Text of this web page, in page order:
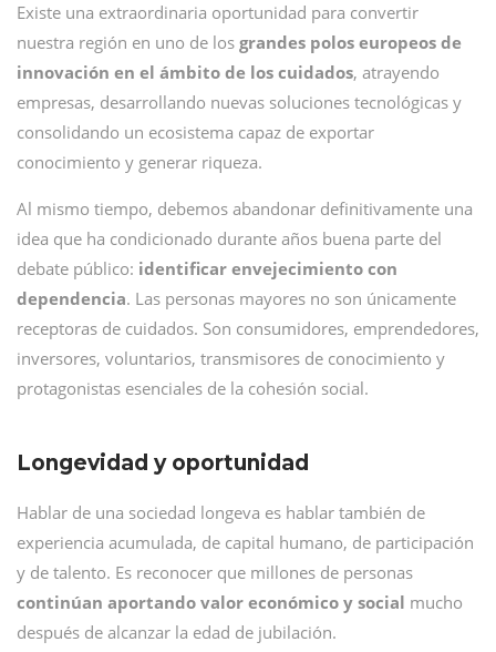
Existe una extraordinaria oportunidad para convertir
nuestra región en uno de los grandes polos europeos de
innovación en el ámbito de los cuidados, atrayendo
empresas, desarrollando nuevas soluciones tecnológicas y
consolidando un ecosistema capaz de exportar
conocimiento y generar riqueza.
Al mismo tiempo, debemos abandonar definitivamente una
idea que ha condicionado durante años buena parte del
debate público: identificar envejecimiento con
dependencia. Las personas mayores no son únicamente
receptoras de cuidados. Son consumidores, emprendedores,
inversores, voluntarios, transmisores de conocimiento y
protagonistas esenciales de la cohesión social.
Longevidad y oportunidad
Hablar de una sociedad longeva es hablar también de
experiencia acumulada, de capital humano, de participación
y de talento. Es reconocer que millones de personas
continúan aportando valor económico y social mucho
después de alcanzar la edad de jubilación.